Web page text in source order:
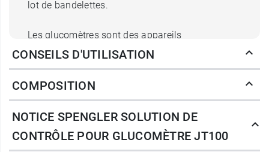
lot de bandelettes.
Les glucomètres sont des appareils
indispensables aux diabétiques pour le suivi de
efficaces. Cependant, des mesures sont à
par l'appareil sont corrects. C'est ce que permet
la solution de contrôle. Ayant un taux de glucose
connu, elle sert de référence et permet donc de
CONSEILS D'UTILISATION
COMPOSITION
NOTICE SPENGLER SOLUTION DE
CONTRÔLE POUR GLUCOMÈTRE JT100